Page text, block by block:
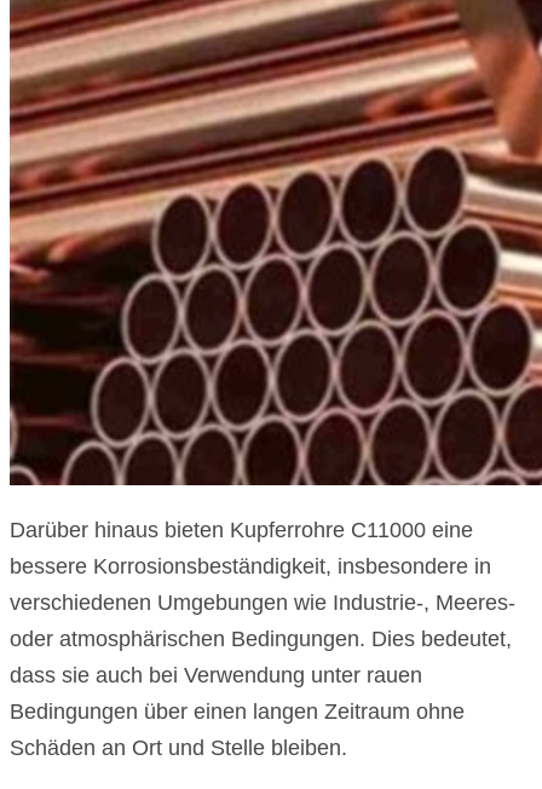
Darüber hinaus bieten Kupferrohre C11000 eine
bessere Korrosionsbeständigkeit, insbesondere in
verschiedenen Umgebungen wie Industrie-, Meeres-
oder atmosphärischen Bedingungen. Dies bedeutet,
dass sie auch bei Verwendung unter rauen
Bedingungen über einen langen Zeitraum ohne
Schäden an Ort und Stelle bleiben.